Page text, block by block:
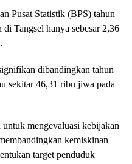
Pusat Statistik (BPS) tahun
Tangsel hanya sebesar 2,36
dibandingkan tahun
sekitar 46,31 ribu jiwa pada
mengevaluasi kebijakan
kemiskinan
target penduduk